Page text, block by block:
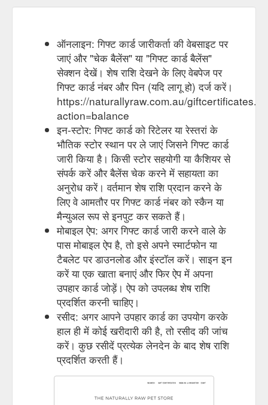
ऑनलाइन: गिफ्ट कार्ड जारीकर्ता की वेबसाइट पर
जाएं और "चेक बैलेंस" या "गिफ्ट कार्ड बैलेंस"
सेक्शन देखें। शेष राशि देखने के लिए वेबपेज पर
गिफ्ट कार्ड नंबर और पिन (यदि लागू हो) दर्ज करें।
https://naturallyraw.com.au/
action=balance
इन-स्टोर: गिफ्ट कार्ड को रिटेलर या रेस्तरां के
भौतिक स्टोर स्थान पर ले जाएं जिसने गिफ्ट कार्ड
जारी किया है। किसी स्टोर सहयोगी या कैशियर से
संपर्क करें और बैलेंस चेक करने में सहायता का
अनुरोध करें। वर्तमान शेष राशि प्रदान करने के
लिए वे आमतौर पर गिफ्ट कार्ड नंबर को स्कैन या
मैन्युअल रूप से इनपुट कर सकते हैं।
मोबाइल ऐप: अगर गिफ्ट कार्ड जारी करने वाले के
पास मोबाइल ऐप है, तो इसे अपने स्मार्टफोन या
टैबलेट पर डाउनलोड और इंस्टॉल करें। साइन इन
करें या एक खाता बनाएं और फिर ऐप में अपना
उपहार कार्ड जोड़ें। ऐप को उपलब्ध शेष राशि
प्रदर्शित करनी चाहिए।
रसीद: अगर आपने उपहार कार्ड का उपयोग करके
हाल ही में कोई खरीदारी की है, तो रसीद की जांच
करें। कुछ रसीदें प्रत्येक लेनदेन के बाद शेष राशि
प्रदर्शित करती हैं।